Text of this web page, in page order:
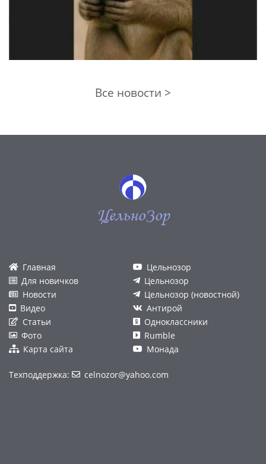
Все новости >
ЦельноЗор
Главная
Для новичков
Новости
Видео
Статьи
Фото
Карта сайта
Цельнозор
Цельнозор
Цельнозор (новостной)
Антирой
Одноклассники
Rumble
Монада
Техподдержка: celnozor@yahoo.com